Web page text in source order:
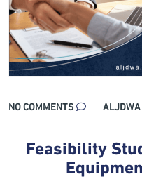
NO COMMENTS
Feasibility